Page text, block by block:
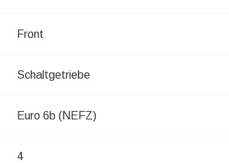
Front
Schaltgetriebe
Euro 6b (NEFZ)
4